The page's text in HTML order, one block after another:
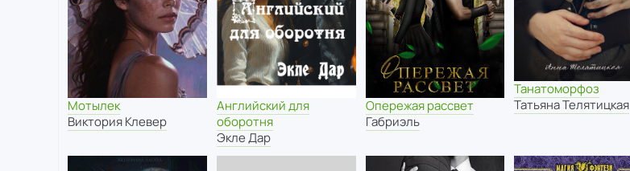
Мотылек
Виктория Клевер
Английский для
оборотня
Экле Дар
Опережая рассвет
Габриэль
Танатоморфоз
Татьяна Телятицкая